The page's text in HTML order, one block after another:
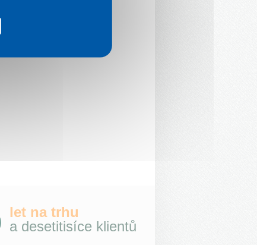
let na trhu
a desetitisíce klientů